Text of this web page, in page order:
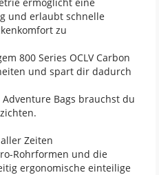
und erlaubt schnelle
zu
800 Series OCLV Carbon
und spart dir dadurch
Bags brauchst du
Zeiten
Rohrformen und die
ergonomische einteilige